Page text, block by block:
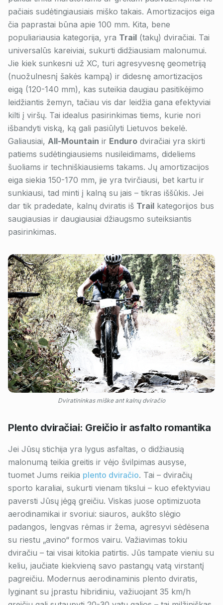
pačiais sudėtingiausiais miško takais. Amortizacijos eiga
čia paprastai būna apie 100 mm. Kita, bene
populiariausia kategorija, yra Trail (takų) dviračiai. Tai
universalūs kareiviai, sukurti didžiausiam malonumui.
Jie kiek sunkesni už XC, turi agresyvesnę geometriją
(nuožulnesnį šakės kampą) ir didesnę amortizacijos
eigą (120-140 mm), kas suteikia daugiau pasitikėjimo
leidžiantis žemyn, tačiau vis dar leidžia gana efektyviai
kilti į viršų. Tai idealus pasirinkimas tiems, kurie nori
išbandyti viską, ką gali pasiūlyti Lietuvos bekelė.
Galiausiai, All-Mountain ir Enduro dviračiai yra skirti
patiems sudėtingiausiems nusileidimams, dideliems
šuoliams ir techniškiausiems takams. Jų amortizacijos
eiga siekia 150-170 mm, jie yra tvirčiausi, bet kartu ir
sunkiausi, tad minti į kalną su jais – tikras iššūkis. Jei
dar tik pradedate, kalnų dviratis iš Trail kategorijos bus
saugiausias ir daugiausiai džiaugsmo suteiksiantis
pasirinkimas.
Dviratininkas miške ant kalnų dviračio
Plento dviračiai: Greičio ir asfalto romantika
Jei Jūsų stichija yra lygus asfaltas, o didžiausią
malonumą teikia greitis ir vėjo švilpimas ausyse,
tuomet Jums reikia plento dviračio. Tai – dviračių
sporto karaliai, sukurti vienam tikslui – kuo efektyviau
paversti Jūsų jėgą greičiu. Viskas juose optimizuota
aerodinamikai ir svoriui: siauros, aukšto slėgio
padangos, lengvas rėmas ir žema, agresyvi sėdėsena
su riestu „avino“ formos vairu. Važiavimas tokiu
dviračiu – tai visai kitokia patirtis. Jūs tampate vieniu su
keliu, jaučiate kiekvieną savo pastangų vatą virstantį
pagreičiu. Modernus aerodinaminis plento dviratis,
lyginant su įprastu hibridiniu, važiuojant 35 km/h